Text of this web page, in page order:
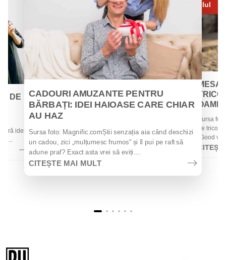
DE
idei
la...
CADOURI AMUZANTE PENTRU
BĂRBAȚI: IDEI HAIOASE CARE CHIAR
AU HAZ
Sursa foto: Magnific.comȘtii senzația aia când deschizi
un cadou, zici „mulțumesc frumos" și îl pui pe raft să
adune praf? Exact asta vrei să eviți....
CITEȘTE MAI MULT
Iul
Sursa
de
„Good